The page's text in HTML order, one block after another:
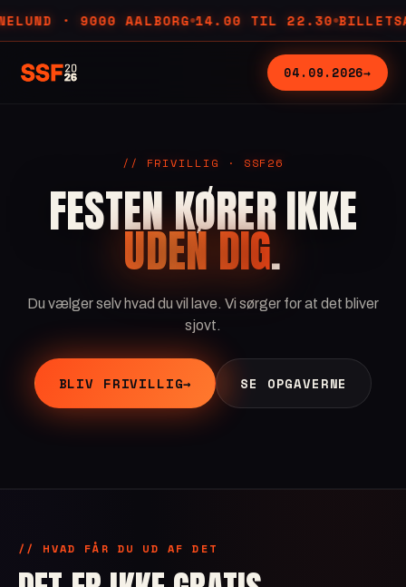
· 9000 AALBORG●14.00 TIL 22.30●
04.09.2026→
// FRIVILLIG · SSF26
FESTEN KØRER IKKE
UDEN DIG.
Du vælger selv hvad du vil lave. Vi sørger for at det bliver
sjovt.
BLIV FRIVILLIG→ SE OPGAVERNE
// HVAD FÅR DU UD AF DET